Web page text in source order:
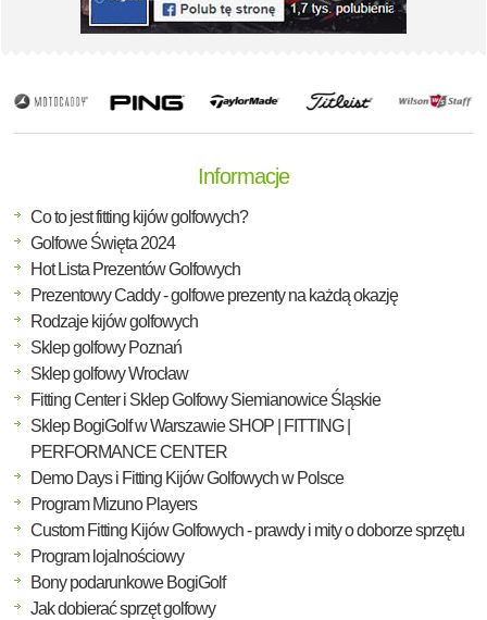
Informacje
Co to jest fitting kijów golfowych?
Golfowe Święta 2024
Hot Lista Prezentów Golfowych
Prezentowy Caddy - golfowe prezenty na każdą okazję
Rodzaje kijów golfowych
Sklep golfowy Poznań
Sklep golfowy Wrocław
Fitting Center i Sklep Golfowy Siemianowice Śląskie
Sklep BogiGolf w Warszawie SHOP | FITTING |
PERFORMANCE CENTER
Demo Days i Fitting Kijów Golfowych w Polsce
Program Mizuno Players
Custom Fitting Kijów Golfowych - prawdy i mity o doborze sprzętu
Program lojalnościowy
Bony podarunkowe BogiGolf
Jak dobierać sprzęt golfowy